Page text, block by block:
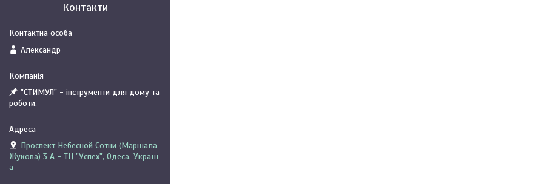
Контакти
Александр
"СТИМУЛ" - інструменти для дому та
роботи.
Проспект Небесной Сотни (Маршала
Жукова) 3 А - ТЦ "Успех", Одеса, Україн
а